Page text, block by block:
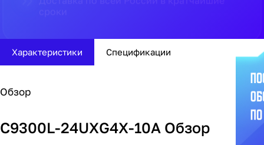
Характеристики Спецификации
Обзор
C9300L-24UXG4X-10A Обзор